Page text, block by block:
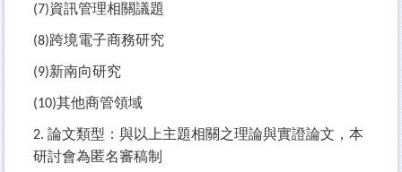
(7)資訊管理相關議題
(8)跨境電子商務研究
(9)新南向研究
(10)其他商管領域
2. 論文類型：與以上主題相關之理論與實證論文，本
研討會為匿名審稿制